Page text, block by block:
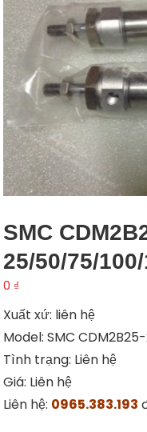
SMC
25/50/75/
0 ₫
Xuất xứ: liên hệ
Model: SMC
Tình trạng: Liên hệ
Giá: Liên hệ
Liên hệ: 0965.383.193